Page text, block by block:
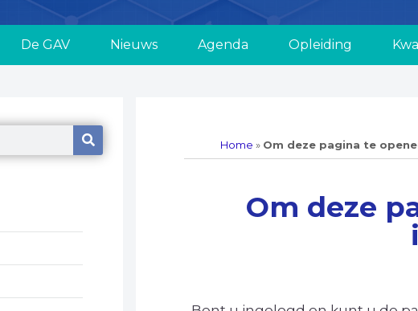
De GAV Nieuws Agenda Opleiding
Home » Om deze pagina te
Om deze